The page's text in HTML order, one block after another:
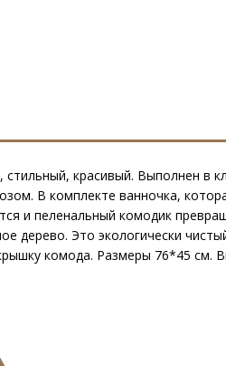
красивый. Выполнен в
В комплекте ванночка,
и пеленальный комодик
дерево. Это экологически
комода. Размеры 76*45 см.